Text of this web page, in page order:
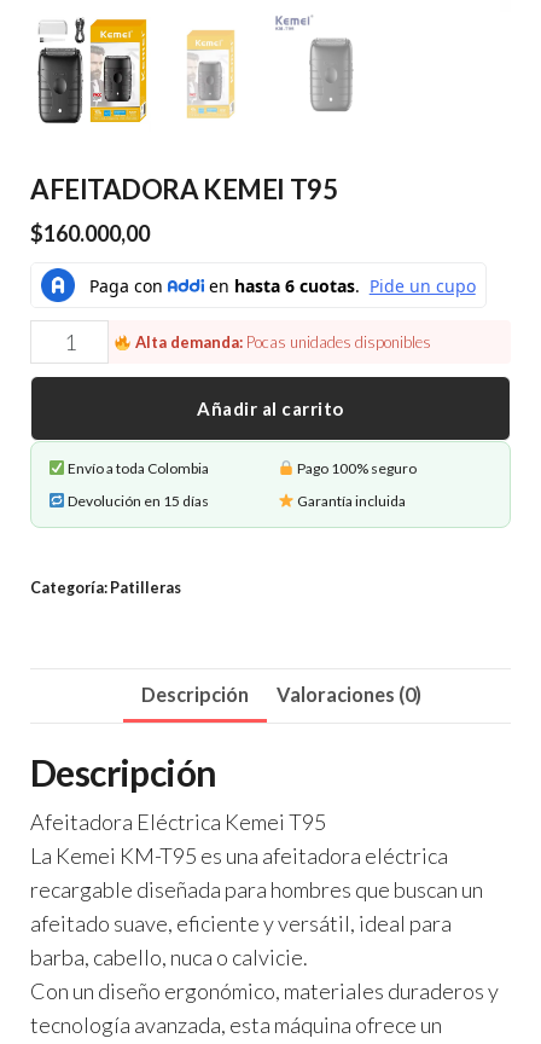
AFEITADORA KEMEI T95
$160.000,00
AFEITADORA
KEMEI
cantidad
Alta demanda: Pocas unidades disponibles
Añadir al carrito
Envío a toda Colombia
Pago 100% seguro
Devolución en 15 días
Garantía incluida
Categoría: Patilleras
Descripción Valoraciones (0)
Descripción
Afeitadora Eléctrica Kemei T95
La Kemei KM-T95 es una afeitadora eléctrica
recargable diseñada para hombres que buscan un
afeitado suave, eficiente y versátil, ideal para
barba, cabello, nuca o calvicie.
Con un diseño ergonómico, materiales duraderos y
tecnología avanzada, esta máquina ofrece un